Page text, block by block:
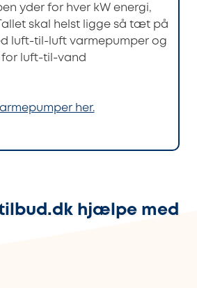
yder for hver kW energi,
skal helst ligge så tæt på
luft-til-luft varmepumper og
for luft-til-vand
her.
hjælpe med